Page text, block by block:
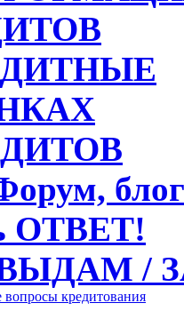
ОТВЕТ!
/
кредитования